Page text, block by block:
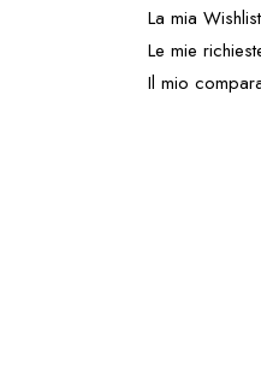
La mia Wishlist
Le mie
Il mio